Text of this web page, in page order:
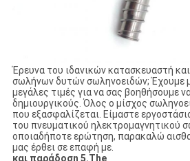
Έρευνα του ιδανικών κατασκευαστή
σωλήνων δυτών σωληνοειδών; Έχουμε
μεγάλες τιμές για να σας βοηθήσουμε
δημιουργικούς. Όλος ο μίσχος
που εξασφαλίζεται. Είμαστε
του πνευματικού ηλεκτρομαγνητικού
οποιαδήποτε ερώτηση, παρακαλώ
μας έρθει σε επαφή με.
και παράδοση 5.The